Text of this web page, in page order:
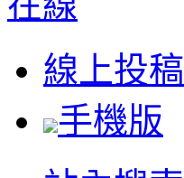
線上投稿
手機版